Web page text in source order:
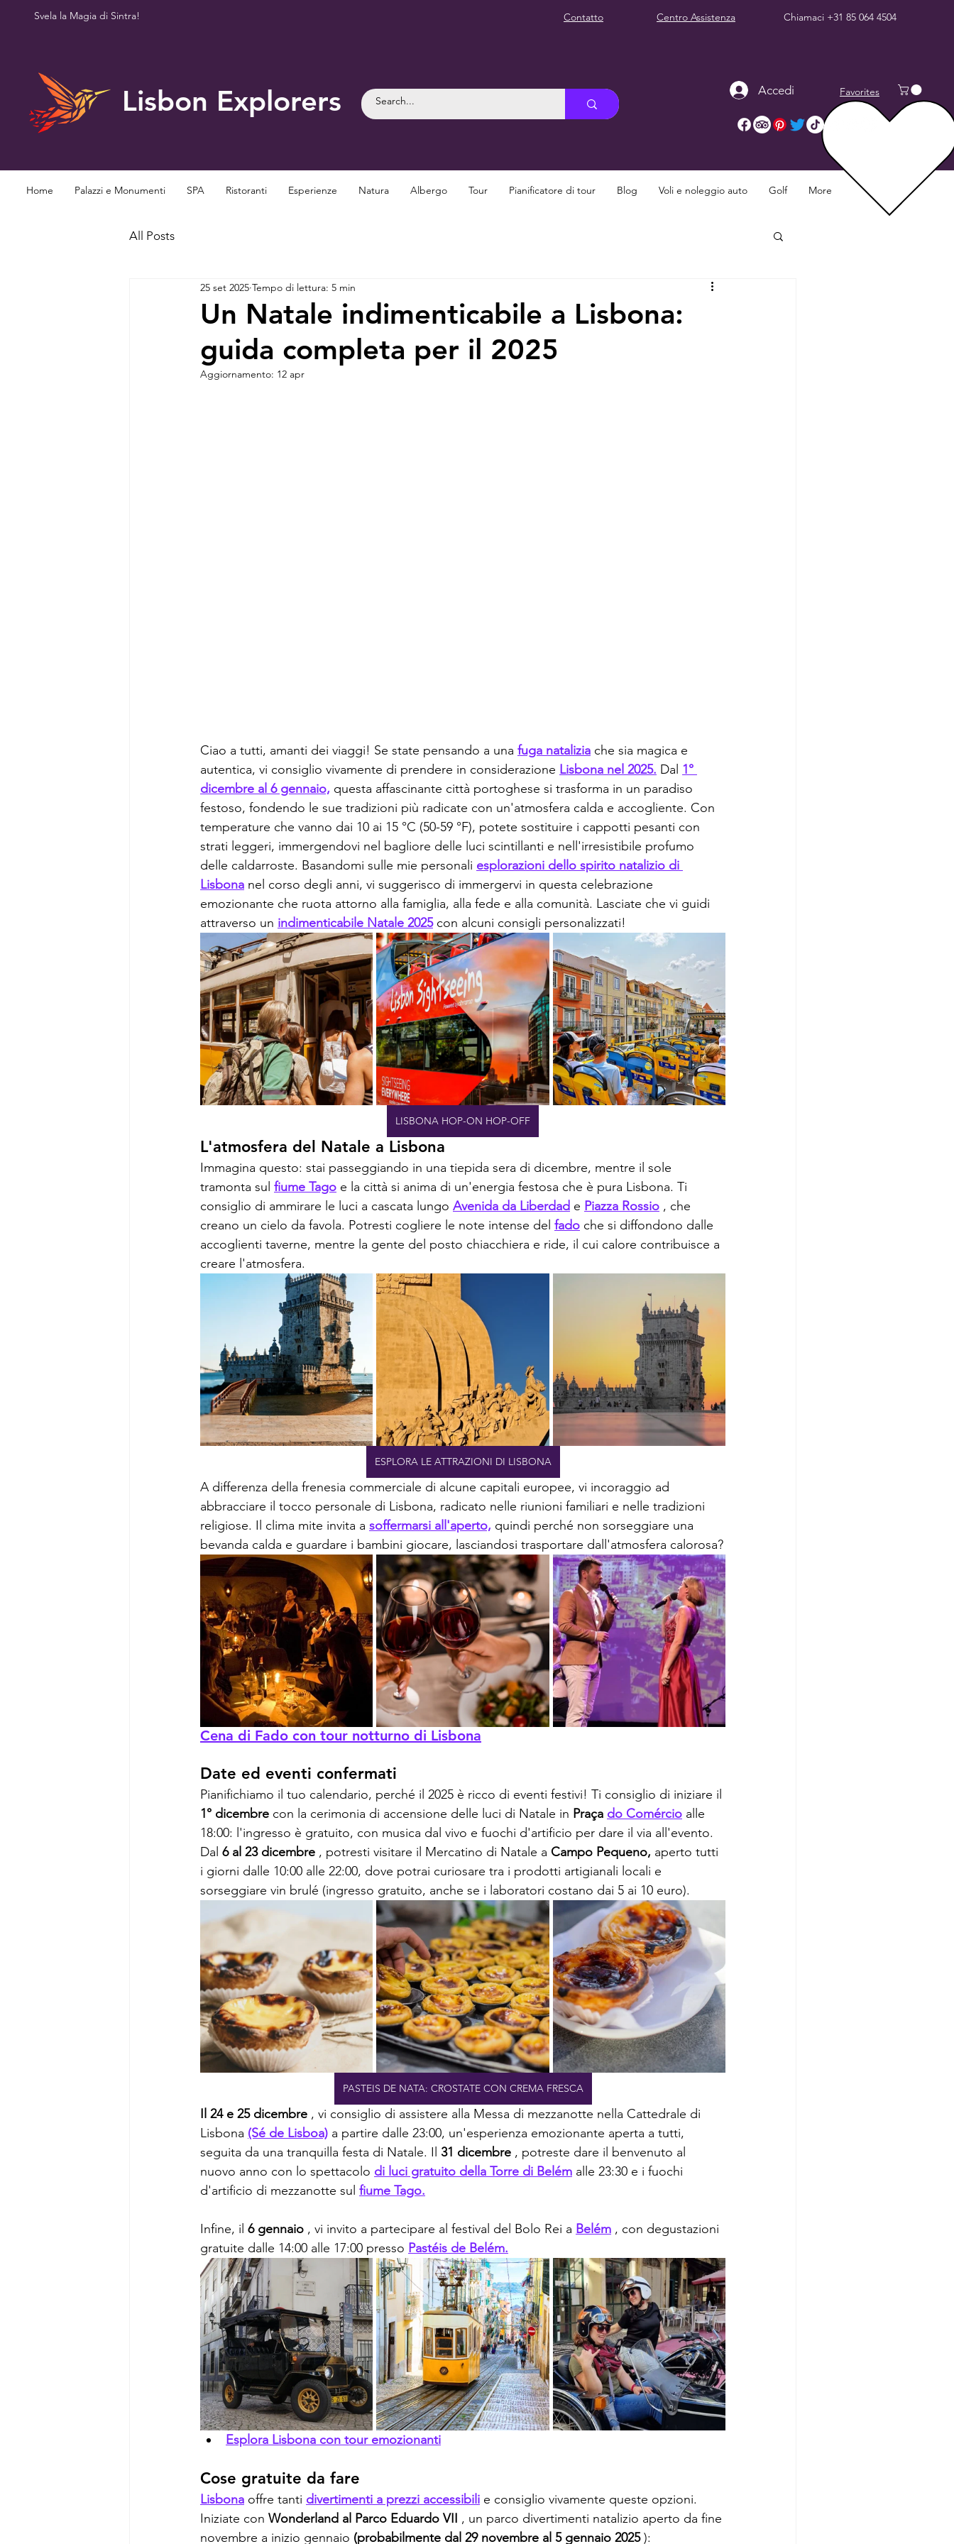
Svela la Magia di Sintra! Contatto Centro Assistenza Chiamaci +31 85 064 4504
Lisbon Explorers Accedi Favorites
Home Palazzi e Monumenti SPA Ristoranti Esperienze Natura Albergo Tour Pianificatore di tour Blog Voli e noleggio auto Golf More
All Posts
Un Natale indimenticabile a Lisbona:
guida completa per il 2025
25 set 2025 Tempo di lettura: 5 min
Aggiornamento: 12 apr
Ciao a tutti, amanti dei viaggi! Se state pensando a una fuga natalizia che sia magica e
autentica, vi consiglio vivamente di prendere in considerazione Lisbona nel 2025. Dal 1°
dicembre al 6 gennaio, questa affascinante città portoghese si trasforma in un paradiso
festoso, fondendo le sue tradizioni più radicate con un'atmosfera calda e accogliente. Con
temperature che vanno dai 10 ai 15 °C (50-59 °F), potete sostituire i cappotti pesanti con
strati leggeri, immergendovi nel bagliore delle luci scintillanti e nell'irresistibile profumo
delle caldarroste. Basandomi sulle mie personali esplorazioni dello spirito natalizio di
Lisbona nel corso degli anni, vi suggerisco di immergervi in questa celebrazione
emozionante che ruota attorno alla famiglia, alla fede e alla comunità. Lasciate che vi guidi
attraverso un indimenticabile Natale 2025 con alcuni consigli personalizzati!
LISBONA HOP-ON HOP-OFF
L'atmosfera del Natale a Lisbona
Immagina questo: stai passeggiando in una tiepida sera di dicembre, mentre il sole
tramonta sul fiume Tago e la città si anima di un'energia festosa che è pura Lisbona. Ti
consiglio di ammirare le luci a cascata lungo Avenida da Liberdad e Piazza Rossio , che
creano un cielo da favola. Potresti cogliere le note intense del fado che si diffondono dalle
accoglienti taverne, mentre la gente del posto chiacchiera e ride, il cui calore contribuisce a
creare l'atmosfera.
ESPLORA LE ATTRAZIONI DI LISBONA
A differenza della frenesia commerciale di alcune capitali europee, vi incoraggio ad
abbracciare il tocco personale di Lisbona, radicato nelle riunioni familiari e nelle tradizioni
religiose. Il clima mite invita a soffermarsi all'aperto, quindi perché non sorseggiare una
bevanda calda e guardare i bambini giocare, lasciandosi trasportare dall'atmosfera calorosa?
Cena di Fado con tour notturno di Lisbona
Date ed eventi confermati
Pianifichiamo il tuo calendario, perché il 2025 è ricco di eventi festivi! Ti consiglio di iniziare il
1° dicembre con la cerimonia di accensione delle luci di Natale in Praça do Comércio alle
18:00: l'ingresso è gratuito, con musica dal vivo e fuochi d'artificio per dare il via all'evento.
Dal 6 al 23 dicembre , potresti visitare il Mercatino di Natale a Campo Pequeno, aperto tutti
i giorni dalle 10:00 alle 22:00, dove potrai curiosare tra i prodotti artigianali locali e
sorseggiare vin brulé (ingresso gratuito, anche se i laboratori costano dai 5 ai 10 euro).
PASTEIS DE NATA: CROSTATE CON CREMA FRESCA
Il 24 e 25 dicembre , vi consiglio di assistere alla Messa di mezzanotte nella Cattedrale di
Lisbona (Sé de Lisboa) a partire dalle 23:00, un'esperienza emozionante aperta a tutti,
seguita da una tranquilla festa di Natale. Il 31 dicembre , potreste dare il benvenuto al
nuovo anno con lo spettacolo di luci gratuito della Torre di Belém alle 23:30 e i fuochi
d'artificio di mezzanotte sul fiume Tago.
Infine, il 6 gennaio , vi invito a partecipare al festival del Bolo Rei a Belém , con degustazioni
gratuite dalle 14:00 alle 17:00 presso Pastéis de Belém.
Esplora Lisbona con tour emozionanti
Cose gratuite da fare
Lisbona offre tanti divertimenti a prezzi accessibili e consiglio vivamente queste opzioni.
Iniziate con Wonderland al Parco Eduardo VII , un parco divertimenti natalizio aperto da fine
novembre a inizio gennaio (probabilmente dal 29 novembre al 5 gennaio 2025 ):